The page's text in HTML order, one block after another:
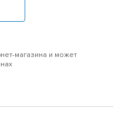
магазина и может